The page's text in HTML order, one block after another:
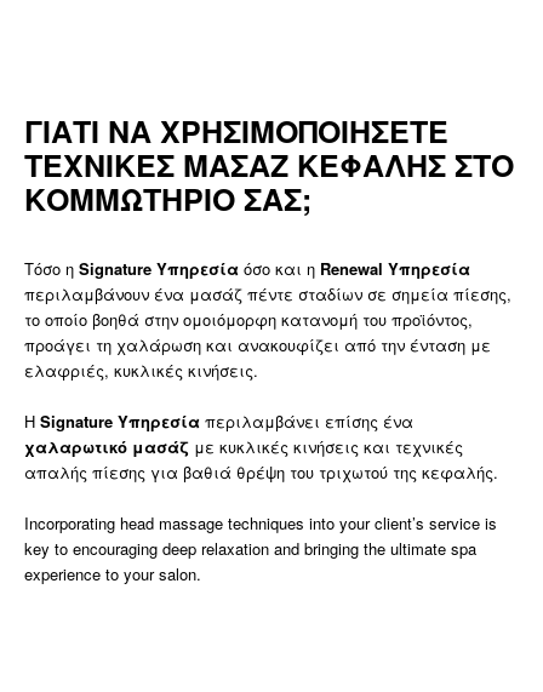
ΓΙΑΤΙ ΝΑ ΧΡΗΣΙΜΟΠΟΙΗΣΕΤΕ
ΤΕΧΝΙΚΕΣ ΜΑΣΑΖ ΚΕΦΑΛΗΣ ΣΤΟ
ΚΟΜΜΩΤΗΡΙΟ ΣΑΣ;
Τόσο η Signature Υπηρεσία όσο και η Renewal Υπηρεσία
περιλαμβάνουν ένα μασάζ πέντε σταδίων σε σημεία πίεσης,
το οποίο βοηθά στην ομοιόμορφη κατανομή του προϊόντος,
προάγει τη χαλάρωση και ανακουφίζει από την ένταση με
ελαφριές, κυκλικές κινήσεις.
Η Signature Υπηρεσία περιλαμβάνει επίσης ένα
χαλαρωτικό μασάζ με κυκλικές κινήσεις και τεχνικές
απαλής πίεσης για βαθιά θρέψη του τριχωτού της κεφαλής.
Incorporating head massage techniques into your client’s service is
key to encouraging deep relaxation and bringing the ultimate spa
experience to your salon.